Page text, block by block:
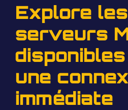
Explore les
serveurs
une
immédiate